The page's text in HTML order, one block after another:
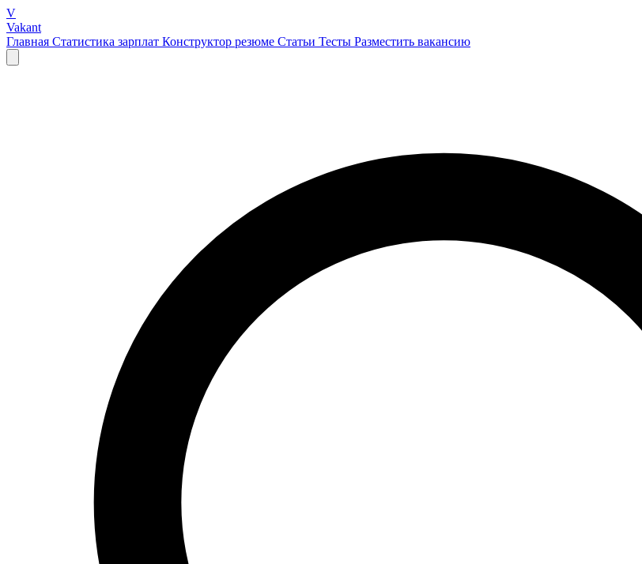
V
Vakant
Главная Статистика зарплат Конструктор резюме Статьи Тесты Разместить вакансию